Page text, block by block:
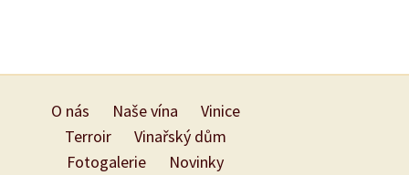
O nás Naše vína
Vinice
Terroir
Vinařský dům
Fotogalerie
Novinky